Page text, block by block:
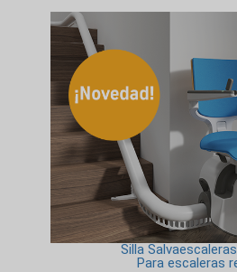
Silla
Para escaleras